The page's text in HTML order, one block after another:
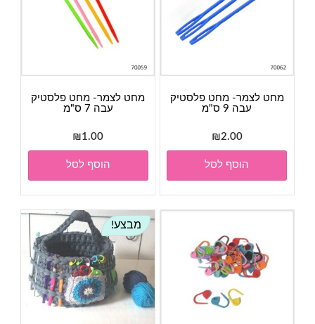
מחט לצמר- מחט פלסטיק
עבה 9 ס"מ
₪2.00
הוסף לסל
מחט לצמר- מחט פלסטיק
עבה 7 ס"מ
₪1.00
הוסף לסל
מבצע!